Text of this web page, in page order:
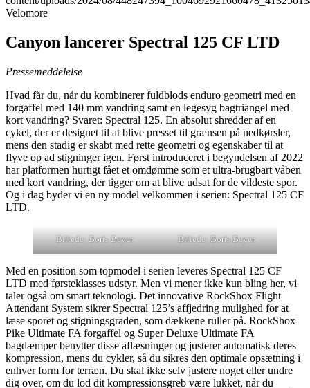
Velomore
Canyon lancerer Spectral 125 CF LTD
Pressemeddelelse
Hvad får du, når du kombinerer fuldblods enduro geometri med en
forgaffel med 140 mm vandring samt en legesyg bagtriangel med
kort vandring? Svaret: Spectral 125. En absolut shredder af en
cykel, der er designet til at blive presset til grænsen på nedkørsler,
mens den stadig er skabt med rette geometri og egenskaber til at
flyve op ad stigninger igen. Først introduceret i begyndelsen af 2022
har platformen hurtigt fået et omdømme som et ultra-brugbart våben
med kort vandring, der tigger om at blive udsat for de vildeste spor.
Og i dag byder vi en ny model velkommen i serien: Spectral 125 CF
LTD.
Billede: Boris Beyer Billede: Boris Beyer
Med en position som topmodel i serien leveres Spectral 125 CF
LTD med førsteklasses udstyr. Men vi mener ikke kun bling her, vi
taler også om smart teknologi. Det innovative RockShox Flight
Attendant System sikrer Spectral 125’s affjedring mulighed for at
læse sporet og stigningsgraden, som dækkene ruller på. RockShox
Pike Ultimate FA forgaffel og Super Deluxe Ultimate FA
bagdæmper benytter disse aflæsninger og justerer automatisk deres
kompression, mens du cykler, så du sikres den optimale opsætning i
enhver form for terræn. Du skal ikke selv justere noget eller undre
dig over, om du lod dit kompressionsgreb være lukket, når du